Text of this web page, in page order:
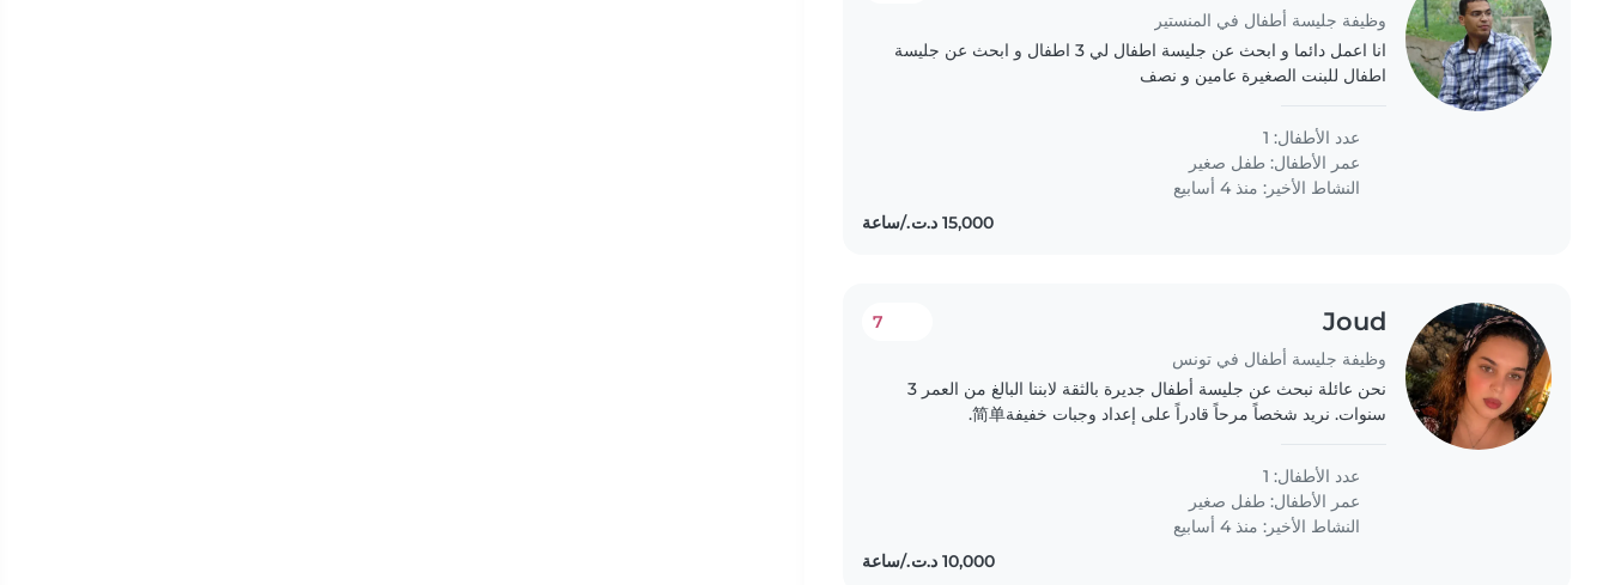
وظيفة جليسة أطفال في المنستير
انا اعمل دائما و ابحث عن جليسة اطفال لي 3 اطفال و ابحث عن جليسة
اطفال للبنت الصغيرة عامين و نصف
عدد الأطفال: 1
عمر الأطفال: طفل صغير
النشاط الأخير: منذ 4 أسابيع
Joud
وظيفة جليسة أطفال في تونس
7
نحن عائلة نبحث عن جليسة أطفال جديرة بالثقة لابننا البالغ من العمر 3
سنوات. نريد شخصاً مرحاً قادراً على إعداد وجبات خفيفة简单.
النشيطين..
عدد الأطفال: 1
عمر الأطفال: طفل صغير
النشاط الأخير: منذ 4 أسابيع